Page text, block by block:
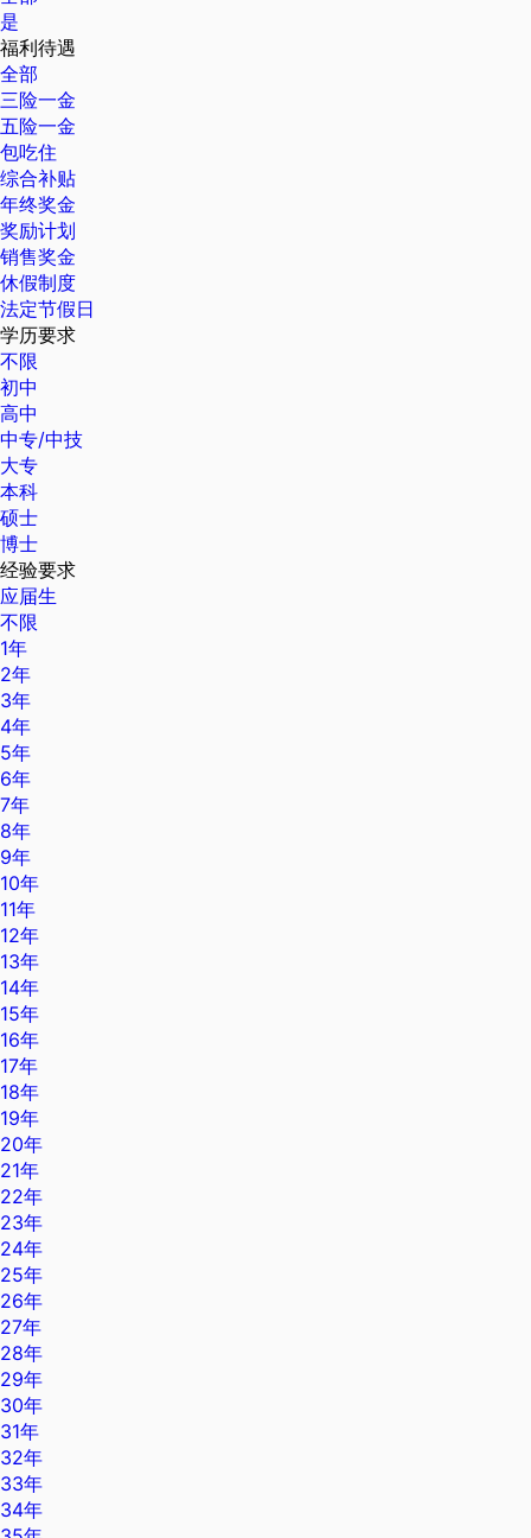
是
福利待遇
全部
三险一金
五险一金
包吃住
综合补贴
年终奖金
奖励计划
销售奖金
休假制度
法定节假日
学历要求
不限
初中
高中
中专/中技
大专
本科
硕士
博士
经验要求
应届生
不限
1年
2年
3年
4年
5年
6年
7年
8年
9年
10年
11年
12年
13年
14年
15年
16年
17年
18年
19年
20年
21年
22年
23年
24年
25年
26年
27年
28年
29年
30年
31年
32年
33年
34年